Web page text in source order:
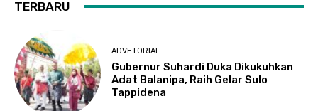
TERBARU
ADVETORIAL
Gubernur Suhardi Duka Dikukuhkan
Adat Balanipa, Raih Gelar Sulo
Tappidena